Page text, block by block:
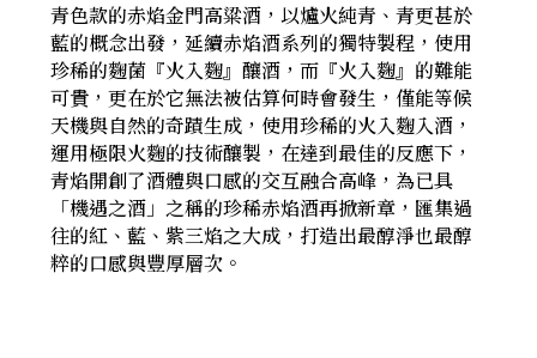
青色款的赤焰金門高粱酒，以爐火純青、青更甚於
藍的概念出發，延續赤焰酒系列的獨特製程，使用
珍稀的麴菌『火入麴』釀酒，而『火入麴』的難能
可貴，更在於它無法被估算何時會發生，僅能等候
天機與自然的奇蹟生成，使用珍稀的火入麴入酒，
運用極限火麴的技術釀製，在達到最佳的反應下，
青焰開創了酒體與口感的交互融合高峰，為已具
「機遇之酒」之稱的珍稀赤焰酒再掀新章，匯集過
往的紅、藍、紫三焰之大成，打造出最醇淨也最醇
粹的口感與豐厚層次。